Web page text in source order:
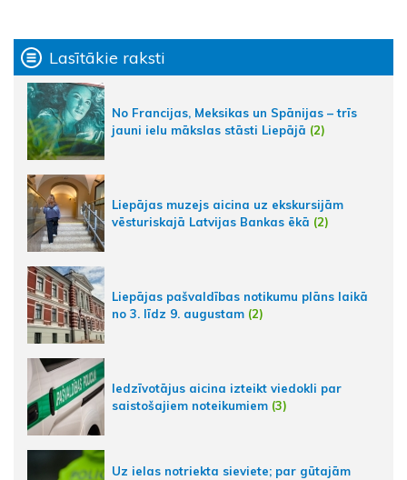
Lasītākie raksti
No Francijas, Meksikas un Spānijas – trīs
jauni ielu mākslas stāsti Liepājā (2)
Liepājas muzejs aicina uz ekskursijām
vēsturiskajā Latvijas Bankas ēkā (2)
Liepājas pašvaldības notikumu plāns laikā
no 3. līdz 9. augustam (2)
Iedzīvotājus aicina izteikt viedokli par
saistošajiem noteikumiem (3)
Uz ielas notriekta sieviete; par gūtajām